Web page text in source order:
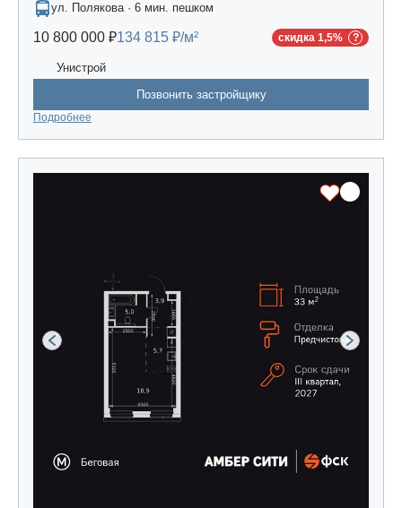
ул. Полякова · 6 мин. пешком
10 800 000 ₽134 815 ₽/м² скидка 1,5%
Унистрой
Позвонить застройщику
Подробнее